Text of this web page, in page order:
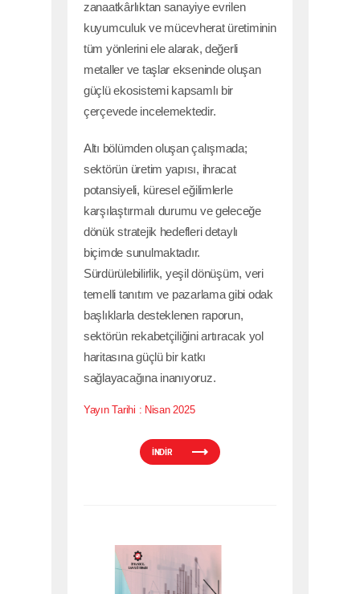
zanaatkârlıktan sanayiye evrilen
kuyumculuk ve mücevherat üretiminin
tüm yönlerini ele alarak, değerli
metaller ve taşlar ekseninde oluşan
güçlü ekosistemi kapsamlı bir
çerçevede incelemektedir.
Altı bölümden oluşan çalışmada;
sektörün üretim yapısı, ihracat
potansiyeli, küresel eğilimlerle
karşılaştırmalı durumu ve geleceğe
dönük stratejik hedefleri detaylı
biçimde sunulmaktadır.
Sürdürülebilirlik, yeşil dönüşüm, veri
temelli tanıtım ve pazarlama gibi odak
başlıklarla desteklenen raporun,
sektörün rekabetçiliğini artıracak yol
haritasına güçlü bir katkı
sağlayacağına inanıyoruz.
Yayın Tarihi : Nisan 2025
İNDİR